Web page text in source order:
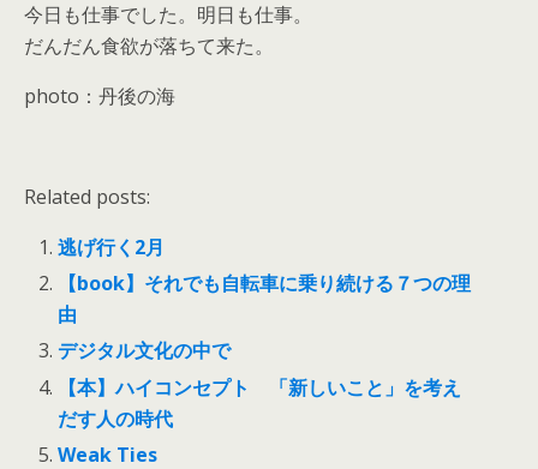
今日も仕事でした。明日も仕事。
だんだん食欲が落ちて来た。
photo：丹後の海
Related posts:
逃げ行く2月
【book】それでも自転車に乗り続ける７つの理
由
デジタル文化の中で
【本】ハイコンセプト 「新しいこと」を考え
だす人の時代
Weak Ties